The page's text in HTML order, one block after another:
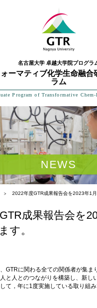
名古屋大学 卓越大学院プログラ
ォーマティブ化学生命融
ラム
Program of Transformative Chem-
NEWS
2022年度GTR成果報告会を2023年1月
成果報告会を
す。
GTRに関わる全ての関係者が集ま
と人とのつながりを構築し、新し
て，年に1度実施している取り組み